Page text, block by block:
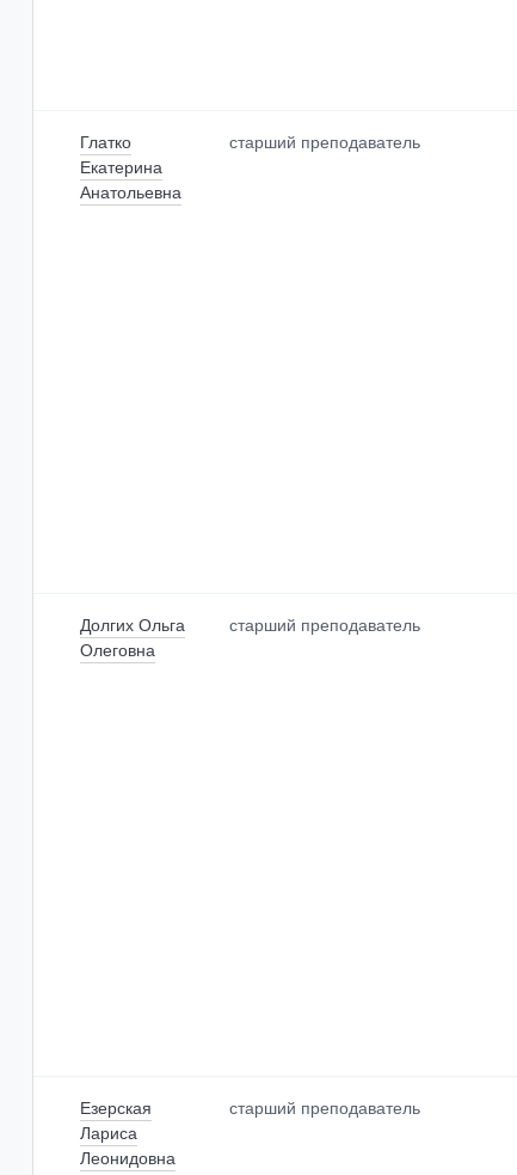
Глатко
Екатерина
Анатольевна
старший преподаватель
Долгих Ольга
Олеговна
старший преподаватель
Езерская
Лариса
Леонидовна
старший преподаватель